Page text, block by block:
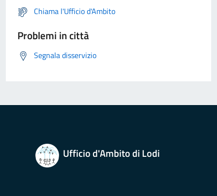
Chiama l'Ufficio d'Ambito
Problemi in città
Segnala disservizio
Ufficio d'Ambito di Lodi